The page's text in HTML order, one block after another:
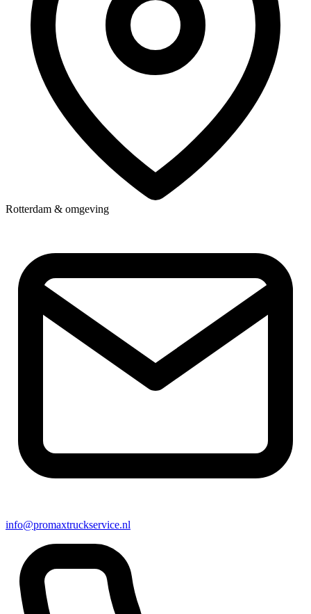
Rotterdam & omgeving
info@promaxtruckservice.nl